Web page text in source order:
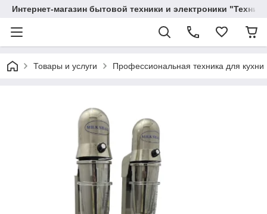
Интернет-магазин бытовой техники и электроники
Товары и услуги Профессиональная техника для кухни